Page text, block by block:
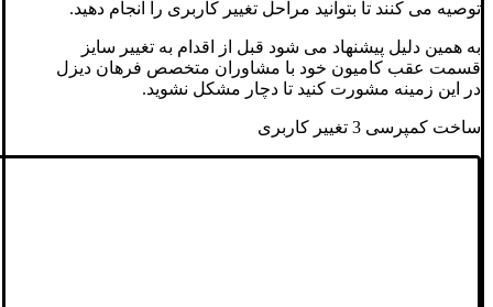
توصیه می کنند تا بتوانید مراحل تغییر کاربری را انجام دهید.
به همین دلیل پیشنهاد می شود قبل از اقدام به تغییر سایز
قسمت عقب کامیون خود با مشاوران متخصص فرهان دیزل
در این زمینه مشورت کنید تا دچار مشکل نشوید.
ساخت کمپرسی 3 تغییر کاربری